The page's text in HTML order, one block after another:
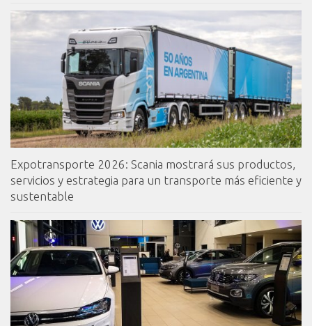
Expotransporte 2026: Scania mostrará sus productos,
servicios y estrategia para un transporte más eficiente y
sustentable